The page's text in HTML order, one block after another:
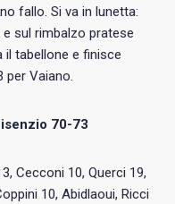
fallo. Si va in lunetta:
sul rimbalzo pratese
tabellone e finisce
per Vaiano.
70-73
Cecconi 10, Querci 19,
10, Abidlaoui, Ricci